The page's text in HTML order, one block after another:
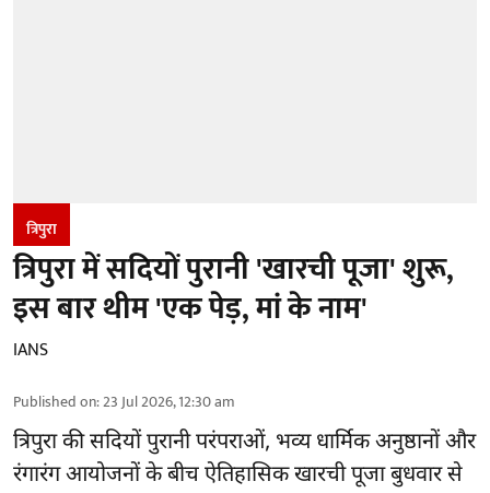
त्रिपुरा
त्रिपुरा में सदियों पुरानी 'खारची पूजा' शुरू,
इस बार थीम 'एक पेड़, मां के नाम'
IANS
Published on:23 Jul 2026, 12:30 am
त्रिपुरा की सदियों पुरानी परंपराओं, भव्य धार्मिक अनुष्ठानों और
रंगारंग आयोजनों के बीच ऐतिहासिक खारची पूजा बुधवार से